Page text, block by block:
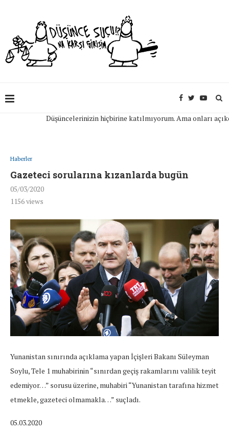
Düşüncelerinizin hiçbirine katılmıyorum. Ama onları açıkça
Haberler
Gazeteci sorularına kızanlarda bugün
05/03/2020
1156views
Yunanistan sınırında açıklama yapan İçişleri Bakanı Süleyman
Soylu, Tele 1 muhabirinin “sınırdan geçiş rakamlarını valilik teyit
edemiyor…” sorusu üzerine, muhabiri “Yunanistan tarafına hizmet
etmekle, gazeteci olmamakla…” suçladı.
05.03.2020